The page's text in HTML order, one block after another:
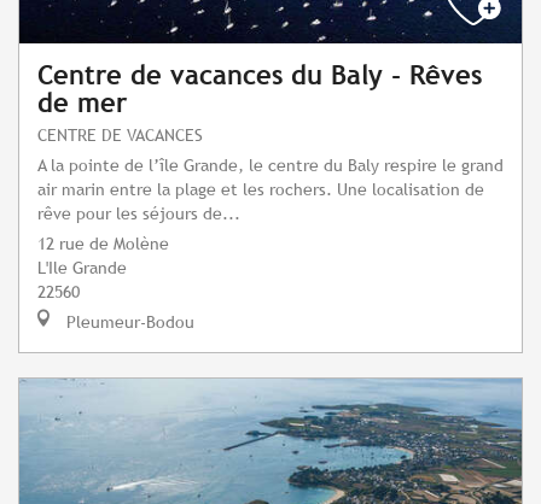
Centre de vacances du Baly - Rêves
de mer
CENTRE DE VACANCES
A la pointe de l’île Grande, le centre du Baly respire le grand
air marin entre la plage et les rochers. Une localisation de
rêve pour les séjours de...
12 rue de Molène
L'Ile Grande
22560
Pleumeur-Bodou